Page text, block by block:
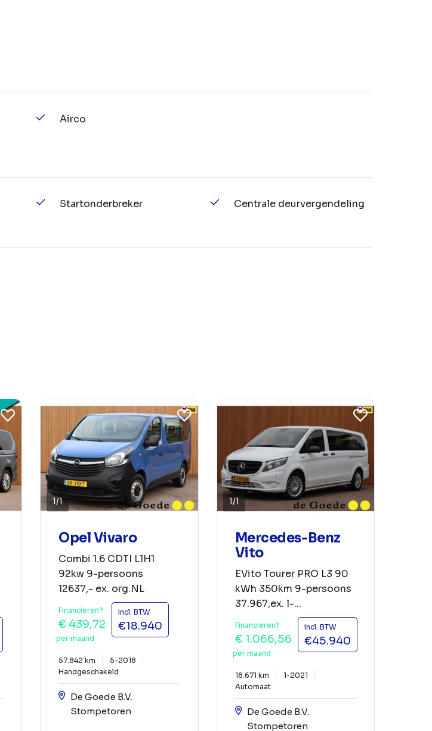
Airco
Startonderbreker Centrale deurvergendeling
1/1
Opel Vivaro
Combi 1.6 CDTI L1H1
92kw 9-persoons
12637,- ex. org.NL
Financieren?
€ 439,72
per maand
incl. BTW
€18.940
57.842 km
5-2018
Handgeschakeld
De Goede B.V.
Stompetoren
1/1
Mercedes-Benz
Vito
EVito Tourer PRO L3 90
kWh 350km 9-persoons
37.967,ex. l-...
Financieren?
€ 1.066,56
per maand
incl. BTW
€45.940
18.671 km
1-2021
Automaat
De Goede B.V.
Stompetoren